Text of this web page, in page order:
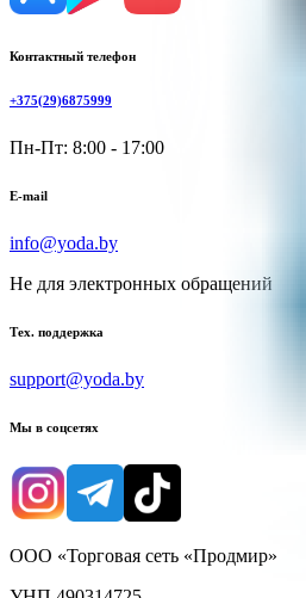
Контактный телефон
+375(29)6875999
Пн-Пт: 8:00 - 17:00
E-mail
info@yoda.by
Не для электронных обращений
Тех. поддержка
support@yoda.by
Мы в соцсетях
ООО «Торговая сеть «Продмир»